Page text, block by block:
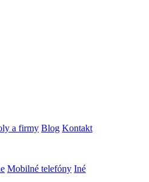
a firmy Blog Kontakt
Mobilné telefóny Iné